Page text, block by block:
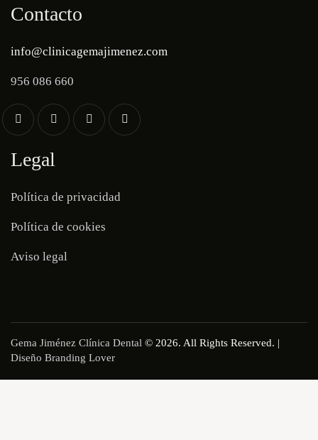
Contacto
info@clinicagemajimenez.com
956 086 660
Legal
Política de privacidad
Política de cookies
Aviso legal
Gema Jiménez Clínica Dental © 2026. All Rights Reserved. |
Diseño Branding Lover